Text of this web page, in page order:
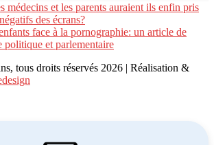
médecins et les parents auraient ils enfin pris
des écrans?
face à la pornographie: un article de
politique et parlementaire
tous droits réservés 2026 | Réalisation &